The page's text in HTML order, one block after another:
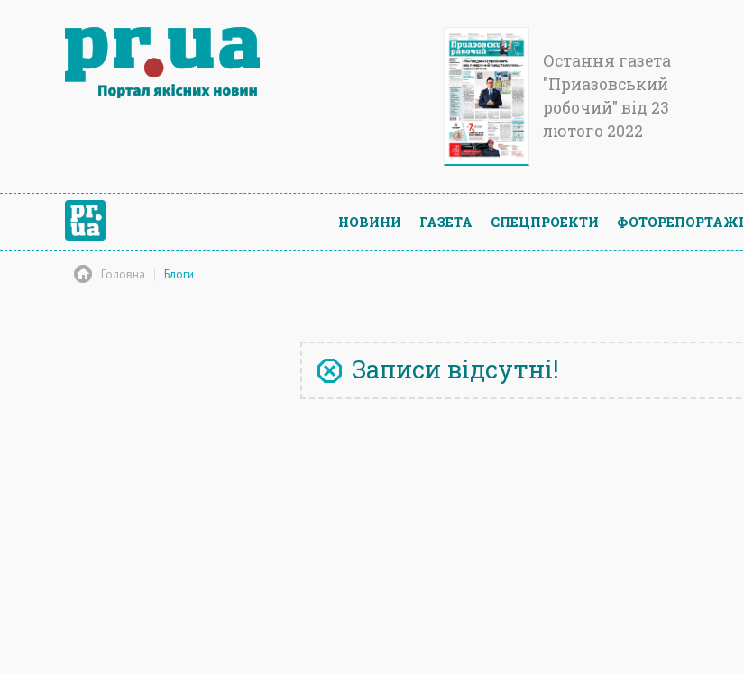
Остання газета
"Приазовський
робочий" від 23
лютого 2022
НОВИНИ ГАЗЕТА СПЕЦПРОЕКТИ ФОТОРЕПОРТАЖІ
Головна Блоги
Записи відсутні!